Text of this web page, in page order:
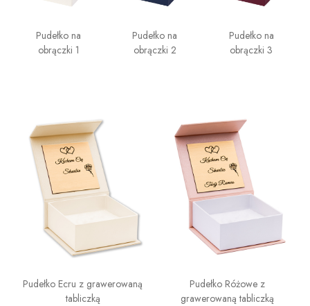
Pudełko na
obrączki 1
Pudełko na
obrączki 2
Pudełko na
obrączki 3
Pudełko Ecru z grawerowaną
tabliczką
Pudełko Różowe z
grawerowaną tabliczką